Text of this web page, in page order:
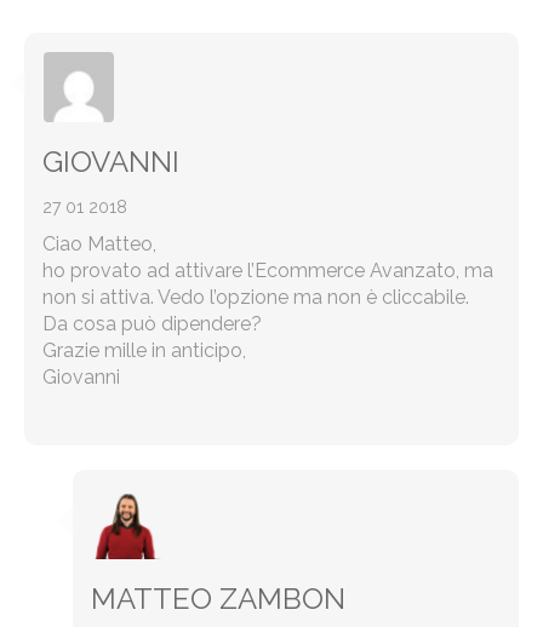
GIOVANNI
27 01 2018
Ciao Matteo,
ho provato ad attivare l’Ecommerce Avanzato, ma
non si attiva. Vedo l’opzione ma non è cliccabile.
Da cosa può dipendere?
Grazie mille in anticipo,
Giovanni
MATTEO ZAMBON